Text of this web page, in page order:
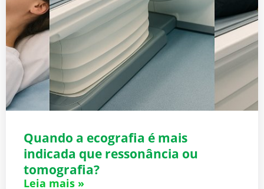
Quando a ecografia é mais
indicada que ressonância ou
tomografia?
Leia mais »